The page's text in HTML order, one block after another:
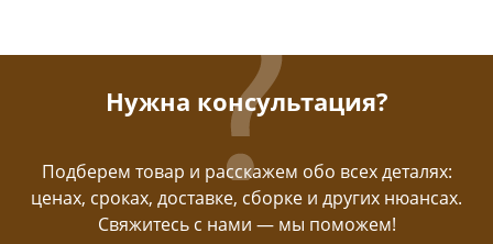
Нужна консультация?
Подберем товар и расскажем обо всех деталях:
ценах, сроках, доставке, сборке и других нюансах.
Свяжитесь с нами — мы поможем!